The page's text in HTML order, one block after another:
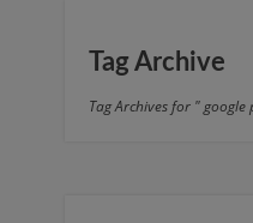
Tag Archive
Tag Archives for " google